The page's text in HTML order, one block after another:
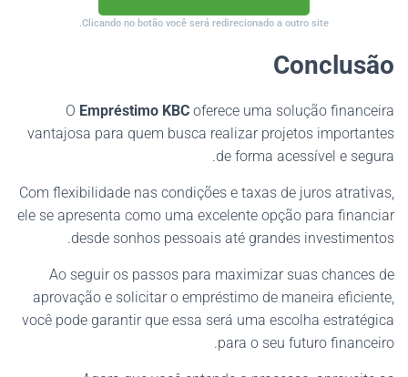
Clicando no botão você será redirecionado a outro site.
Conclusão
O Empréstimo KBC oferece uma solução financeira
vantajosa para quem busca realizar projetos importantes
de forma acessível e segura.
Com flexibilidade nas condições e taxas de juros atrativas,
ele se apresenta como uma excelente opção para financiar
desde sonhos pessoais até grandes investimentos.
Ao seguir os passos para maximizar suas chances de
aprovação e solicitar o empréstimo de maneira eficiente,
você pode garantir que essa será uma escolha estratégica
para o seu futuro financeiro.